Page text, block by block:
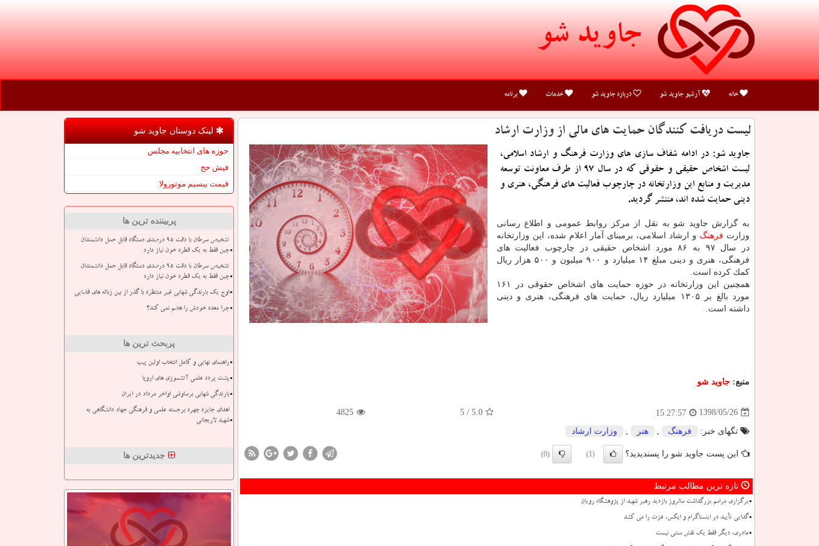
جاوید شو
خانه آرشیو جاوید شو درباره جاوید شو خدمات برنامه
لیست دریافت كنندگان حمایت های مالی از وزارت ارشاد
جاوید شو: در ادامه شفاف سازی های وزارت فرهنگ و ارشاد اسلامی،
لیست اشخاص حقیقی و حقوقی كه در سال ۹۷ از طرف معاونت توسعه
مدیریت و منابع این وزارتخانه در چارچوب فعالیت های فرهنگی، هنری و
دینی حمایت شده اند، منتشر گردید.
به گزارش جاوید شو به نقل از مركز روابط عمومی و اطلاع رسانی
وزارت فرهنگ و ارشاد اسلامی، برمبنای آمار اعلام شده، این وزارتخانه
در سال ۹۷ به ۸۶ مورد اشخاص حقیقی در چارچوب فعالیت های
فرهنگی، هنری و دینی مبلغ ۱۴ میلیارد و ۹۰۰ میلیون و ۵۰۰ هزار ریال
كمك كرده است.
همچنین این وزارتخانه در حوزه حمایت های اشخاص حقوقی در ۱۶۱
مورد بالغ بر ۱۳۰۵ میلیارد ریال، حمایت های فرهنگی، هنری و دینی
داشته است.
منبع: جاوید شو
1398/05/26
15:27:57
5.0
/ 5
4825
تگهای خبر: فرهنگ هنر وزارت ارشاد
این پست جاوید شو را پسندیدید؟ (1)
(0)
تازه ترین مطالب مرتبط
برگزاری مراسم بزرگداشت سالروز بازدید رهبر شهید از پژوهشگاه رویان
گدایی تأیید در اینستاگرام و ایکس، عزت را می کشد
مادری، دیگر فقط یک نقش سنتی نیست
لینک دوستان جاوید شو
حوزه های انتخابیه مجلس
فیش حج
قیمت بیسیم موتورولا
پربیننده ترین ها
تشخیص سرطان با دقت ۹۵ درصدی دستگاه قابل حمل دانشمندان
چین فقط به یک قطره خون نیاز دارد
تشخیص سرطان با دقت ۹۵ درصدی دستگاه قابل حمل دانشمندان
چین فقط به یک قطره خون نیاز دارد
اوج یک بارندگی شهابی غیر منتظره با گذر از بین زباله های فضایی
چرا معده خودش را هضم نمی کند؟
پربحث ترین ها
راهنمای نهایی و کامل انتخاب اولین پیپ
پشت پرده علمی آتشسوزی های اروپا
بارندگی شهابی برساوشی اواخر مرداد در ایران
اهدای جایزه چهره برجسته علمی و فرهنگی جهاد دانشگاهی به
شهید لاریجانی
جدیدترین ها